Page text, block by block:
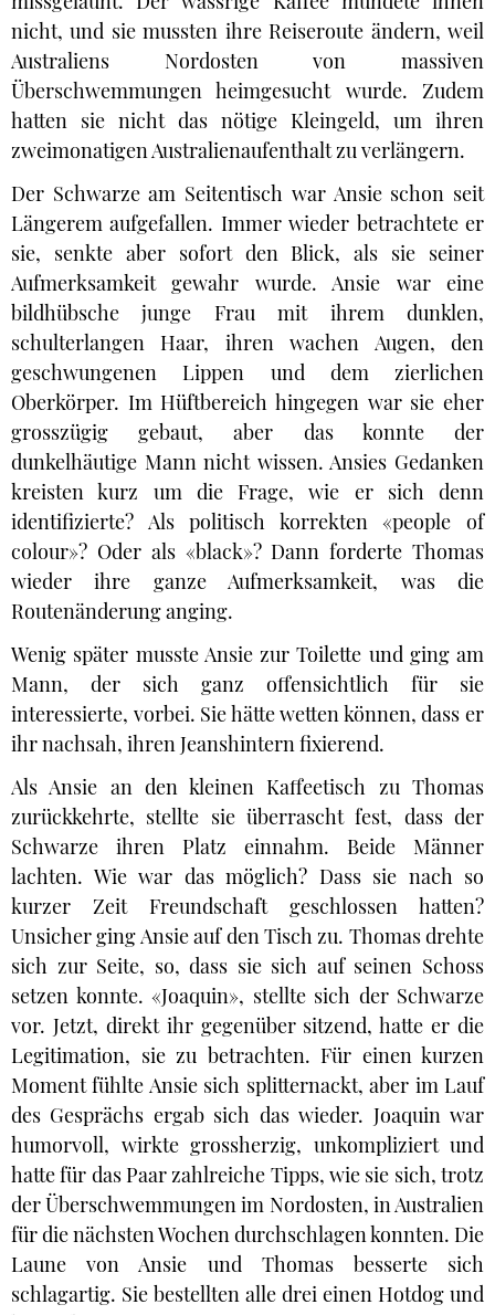
nicht, und sie mussten ihre Reiseroute ändern, weil
Australiens Nordosten von massiven
Überschwemmungen heimgesucht wurde. Zudem
hatten sie nicht das nötige Kleingeld, um ihren
zweimonatigen Australienaufenthalt zu verlängern.
Der Schwarze am Seitentisch war Ansie schon seit
Längerem aufgefallen. Immer wieder betrachtete er
sie, senkte aber sofort den Blick, als sie seiner
Aufmerksamkeit gewahr wurde. Ansie war eine
bildhübsche junge Frau mit ihrem dunklen,
schulterlangen Haar, ihren wachen Augen, den
geschwungenen Lippen und dem zierlichen
Oberkörper. Im Hüftbereich hingegen war sie eher
grosszügig gebaut, aber das konnte der
dunkelhäutige Mann nicht wissen. Ansies Gedanken
kreisten kurz um die Frage, wie er sich denn
identifizierte? Als politisch korrekten «people of
colour»? Oder als «black»? Dann forderte Thomas
wieder ihre ganze Aufmerksamkeit, was die
Routenänderung anging.
Wenig später musste Ansie zur Toilette und ging am
Mann, der sich ganz offensichtlich für sie
interessierte, vorbei. Sie hätte wetten können, dass er
ihr nachsah, ihren Jeanshintern fixierend.
Als Ansie an den kleinen Kaffeetisch zu Thomas
zurückkehrte, stellte sie überrascht fest, dass der
Schwarze ihren Platz einnahm. Beide Männer
lachten. Wie war das möglich? Dass sie nach so
kurzer Zeit Freundschaft geschlossen hatten?
Unsicher ging Ansie auf den Tisch zu. Thomas drehte
sich zur Seite, so, dass sie sich auf seinen Schoss
setzen konnte. «Joaquin», stellte sich der Schwarze
vor. Jetzt, direkt ihr gegenüber sitzend, hatte er die
Legitimation, sie zu betrachten. Für einen kurzen
Moment fühlte Ansie sich splitternackt, aber im Lauf
des Gesprächs ergab sich das wieder. Joaquin war
humorvoll, wirkte grossherzig, unkompliziert und
hatte für das Paar zahlreiche Tipps, wie sie sich, trotz
der Überschwemmungen im Nordosten, in Australien
für die nächsten Wochen durchschlagen konnten. Die
Laune von Ansie und Thomas besserte sich
schlagartig. Sie bestellten alle drei einen Hotdog und